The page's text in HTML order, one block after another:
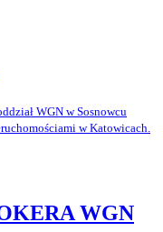
WGN w Sosnowcu
w Katowicach.
WGN